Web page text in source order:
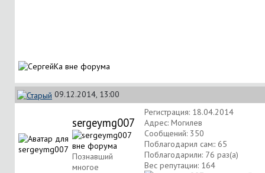
09.12.2014, 13:00
sergeymg007
Познавший
многое
Регистрация: 18.04.2014
Адрес: Могилев
Сообщений: 350
Поблагодарил сам:: 65
Поблагодарили: 76 раз(а)
Вес репутации: 164